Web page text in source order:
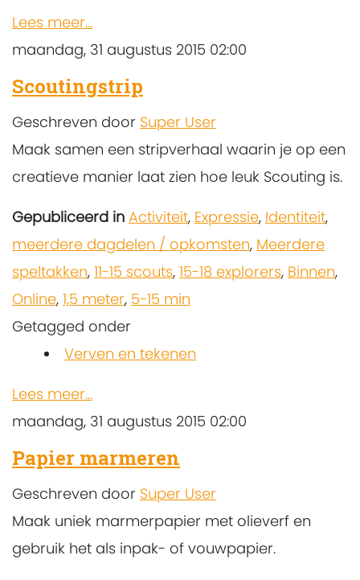
Lees meer...
maandag, 31 augustus 2015 02:00
Scoutingstrip
Geschreven door Super User
Maak samen een stripverhaal waarin je op een
creatieve manier laat zien hoe leuk Scouting is.
Gepubliceerd in Activiteit, Expressie, Identiteit,
meerdere dagdelen / opkomsten, Meerdere
speltakken, 11-15 scouts, 15-18 explorers, Binnen,
Online, 1,5 meter, 5-15 min
Getagged onder
Verven en tekenen
Lees meer...
maandag, 31 augustus 2015 02:00
Papier marmeren
Geschreven door Super User
Maak uniek marmerpapier met olieverf en
gebruik het als inpak- of vouwpapier.